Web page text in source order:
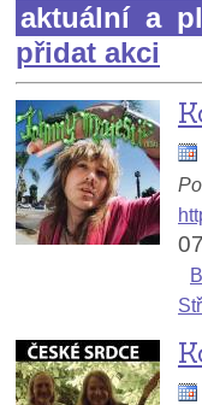
aktuální a
přidat akci